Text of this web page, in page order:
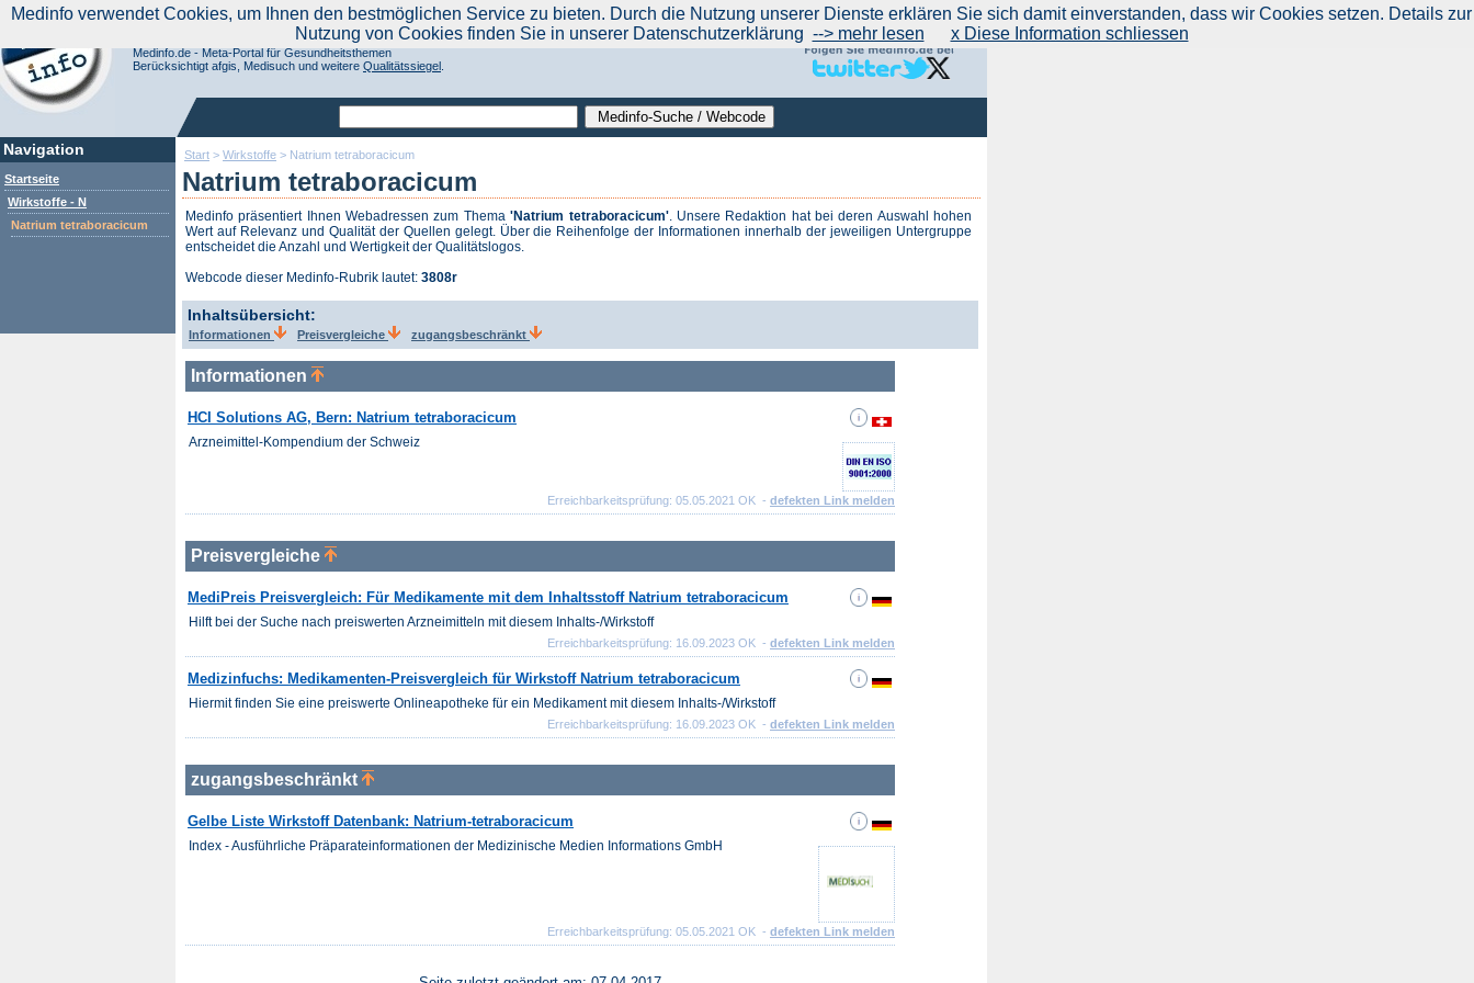
Start > Wirkstoffe > Natrium tetraboracicum
Natrium tetraboracicum
Medinfo präsentiert Ihnen Webadressen zum Thema'Natrium tetraboracicum'. Unsere Redaktion hat bei deren Auswahl hohen
Wert auf Relevanz und Qualität der Quellen gelegt. Über die Reihenfolge der Informationen innerhalb der jeweiligen Untergruppe
entscheidet die Anzahl und Wertigkeit der Qualitätslogos.
Webcode dieser Medinfo-Rubrik lautet: 3808r
Inhaltsübersicht:
Informationen Preisvergleiche zugangsbeschränkt
Informationen
HCI Solutions AG, Bern: Natrium tetraboracicum
Arzneimittel-Kompendium der Schweiz
Erreichbarkeitsprüfung: 05.05.2021 OK - defekten Link melden
Preisvergleiche
MediPreis Preisvergleich: Für Medikamente mit dem Inhaltsstoff Natrium tetraboracicum
Hilft bei der Suche nach preiswerten Arzneimitteln mit diesem Inhalts-/Wirkstoff
Erreichbarkeitsprüfung: 16.09.2023 OK - defekten Link melden
Medizinfuchs: Medikamenten-Preisvergleich für Wirkstoff Natrium tetraboracicum
Hiermit finden Sie eine preiswerte Onlineapotheke für ein Medikament mit diesem Inhalts-/Wirkstoff
Erreichbarkeitsprüfung: 16.09.2023 OK - defekten Link melden
zugangsbeschränkt
Gelbe Liste Wirkstoff Datenbank: Natrium-tetraboracicum
Index - Ausführliche Präparateinformationen der Medizinische Medien Informations GmbH
Erreichbarkeitsprüfung: 05.05.2021 OK - defekten Link melden
Navigation
Startseite
Wirkstoffe - N
Natrium tetraboracicum
Aktuelle Nachrichten|Nachrichtentrend | werben auf Medinfo|Anbieter hinzufügen (Gratis!)|über Medinfo|Feedback
Suchen Sie noch oder Finden Sie schon?
Medinfo.de - Meta-Portal für Gesundheitsthemen
Berücksichtigt afgis, Medisuch und weitere Qualitätssiegel
Medinfo verwendet Cookies, um Ihnen den bestmöglichen Service zu bieten. Durch die Nutzung unserer Dienste erklären Sie sich damit einverstanden, dass wir Cookies setzen. Details zur
Nutzung von Cookies finden Sie in unserer Datenschutzerklärung --> mehr lesen x Diese Information schliessen